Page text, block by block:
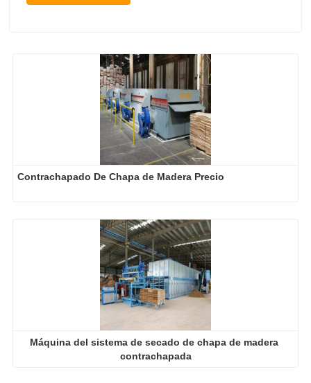
Contrachapado De Chapa de Madera Precio
Máquina del sistema de secado de chapa de madera
contrachapada